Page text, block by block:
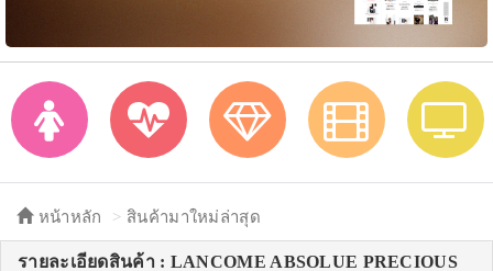
หน้าหลัก สินค้ามาใหม่ล่าสุด
รายละเอียดสินค้า : LANCOME ABSOLUE PRECIOUS